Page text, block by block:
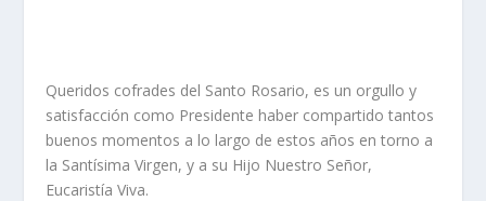
Queridos cofrades del Santo Rosario, es un orgullo y
satisfacción como Presidente haber compartido tantos
buenos momentos a lo largo de estos años en torno a
la Santísima Virgen, y a su Hijo Nuestro Señor,
Eucaristía Viva.